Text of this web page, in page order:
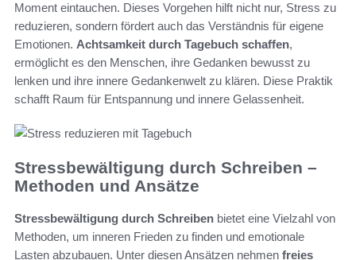
Moment eintauchen. Dieses Vorgehen hilft nicht nur, Stress zu
reduzieren, sondern fördert auch das Verständnis für eigene
Emotionen. Achtsamkeit durch Tagebuch schaffen,
ermöglicht es den Menschen, ihre Gedanken bewusst zu
lenken und ihre innere Gedankenwelt zu klären. Diese Praktik
schafft Raum für Entspannung und innere Gelassenheit.
Stressbewältigung durch Schreiben –
Methoden und Ansätze
Stressbewältigung durch Schreiben bietet eine Vielzahl von
Methoden, um inneren Frieden zu finden und emotionale
Lasten abzubauen. Unter diesen Ansätzen nehmen freies